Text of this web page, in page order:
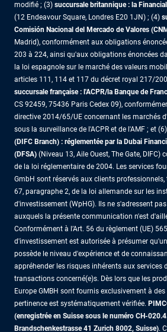
modifié ; (3) succursale britannique : la
(12 Endeavour Square, Londres E20 1JN) ; (4)
Comisión Nacional del Mercado de Valores
Madrid), conformément aux obligations
203 à 224, ainsi qu'aux obligations énoncées
la loi espagnole sur le marché des valeurs
articles 111, 114 et 117 du décret royal 217/
succursale française : l'ACPR/la Banque de
CS 92459, 75436 Paris Cedex 09),
directive 2014/65/UE concernant les marchés
sous la surveillance de l'ACPR et de l'AMF ; et (6)
(DIFC Branch) : réglementée par la Dubai
(DFSA) (Niveau 13, Aile Ouest, The Gate, DIFC)
de la loi réglementaire de 2004. Les services
GmbH sont réservés aux clients
67, paragraphe 2, de la loi allemande sur les
d'investissement (WpHG). Ils ne s'adressent
auxquels la présente communication n'est
Conformément à l’Art. 56 du règlement (UE)
d'investissement est autorisée à présumer
possède le niveau d'expérience et de
appréhender les risques inhérents aux services
transactions concerné(e)s. Dès lors que les
Europe GMBH sont fournis exclusivement à
pertinence est systématiquement vérifiée.
(enregistrée en Suisse sous le numéro CH-
Brandschenkestrasse 41 Zurich 8002, Suisse).